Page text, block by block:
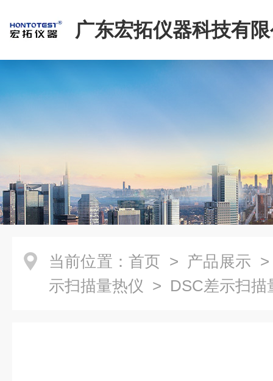
广东宏拓仪器科技有
当前位置： 首页 > 产品展示
示扫描量热仪 > DSC差示扫描